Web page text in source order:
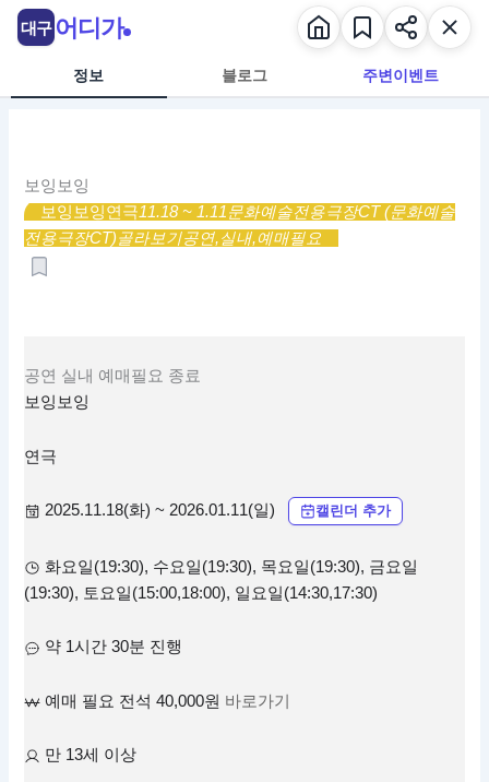
정보 블로그 주변이벤트
보잉보잉
보잉보잉연극11.18 ~ 1.11문화예술전용극장CT (문화예술
전용극장CT)골라보기공연,실내,예매필요
공연 실내 예매필요 종료
보잉보잉
연극
2025.11.18(화) ~ 2026.01.11(일) 캘린더 추가
화요일(19:30), 수요일(19:30), 목요일(19:30), 금요일
(19:30), 토요일(15:00,18:00), 일요일(14:30,17:30)
약 1시간 30분 진행
예매 필요 전석 40,000원 바로가기
만 13세 이상
대구 어디가